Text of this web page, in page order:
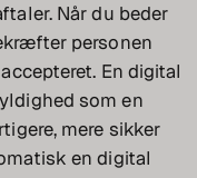
Når du beder
personen
En digital
som en
mere sikker
en digital